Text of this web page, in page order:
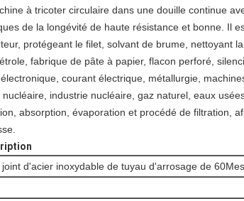
à tricoter circulaire dans une douille continue
de la longévité de haute résistance et bonne. Il
protégeant le filet, solvant de brume, nettoyant
fabrique de pâte à papier, flacon perforé,
courant électrique, métallurgie,
industrie nucléaire, gaz naturel, eaux
absorption, évaporation et procédé de filtration,
d'acier inoxydable de tuyau d'arrosage de